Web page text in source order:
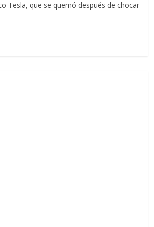
Tesla, que se quemó después de chocar